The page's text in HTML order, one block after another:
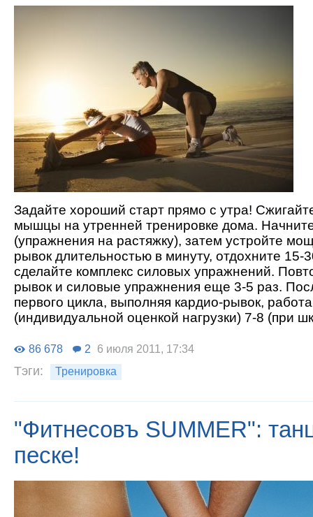
Задайте хороший старт прямо с утра!
мышцы на утренней тренировке дома.
(упражнения на растяжку), затем устройте
рывок длительностью в минуту, отдохните 15-
сделайте комплекс силовых упражнений.
рывок и силовые упражнения еще 3-5 раз.
первого цикла, выполняя кардио-рывок,
(индивидуальной оценкой нагрузки) 7-8 (при
86 678 2 6 июля 2011, 17:34
Тэги: Тренировка
"Фитнесовъ SUMMER":
песке!